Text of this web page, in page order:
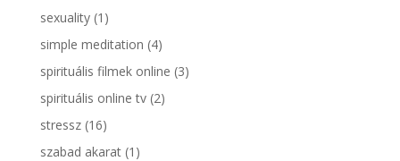
sexuality(1)
simple meditation (4)
spirituális filmek online (3)
spirituális online tv(2)
stressz(16)
szabad akarat(1)